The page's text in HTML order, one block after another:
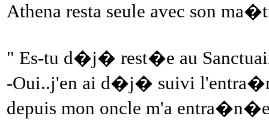
Athena resta seule avec son
" Es-tu d�j� rest�e au
-Oui..j'en ai d�j� suivi
depuis mon oncle m'a